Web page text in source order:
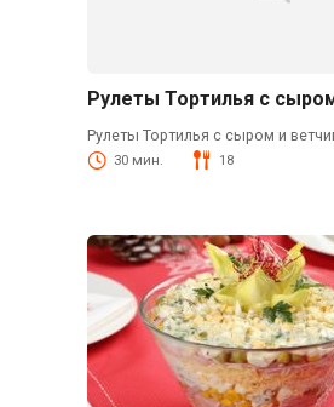
Рулеты Тортилья с
Рулеты Тортилья с сыром и
30 мин. 18